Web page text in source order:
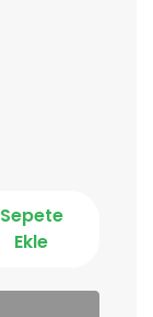
Sepete
Ekle